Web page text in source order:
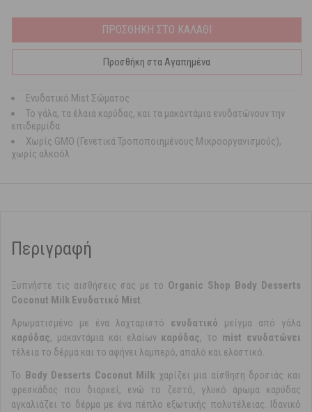
ΠΡΟΣΘΗΚΗ ΣΤΟ ΚΑΛΑΘΙ
Προσθήκη στα Αγαπημένα
Ενυδατικό Mist Σώματος
Το γάλα, τα έλαια καρύδας, και τα μακαντάμια ενυδατώνουν την
επιδερμίδα
Χωρίς GMO (Γενετικά Τροποποιημένους Μικροοργανισμούς),
χωρίς αλκοόλ
Περιγραφή
Ξυπνήστε τις αισθήσεις σας με το Organic Shop Body Desserts
Coconut Milk Ενυδατικό Mist.
Αρωματισμένο με ένα λαχταριστό ενυδατικό μείγμα από γάλα
καρύδας, μακαντάμια και ελαίων καρύδας, το mist ενυδατώνει
τέλεια το δέρμα και το αφήνει λαμπερό, απαλό και ελαστικό.
Το Body Desserts Coconut Milk χαρίζει μια αίσθηση δροσιάς και
φρεσκάδας που διαρκεί, ενώ το ζεστό, γλυκό άρωμα καρύδας
αγκαλιάζει το δέρμα με ένα πέπλο εξωτικής πολυτέλειας. Ιδανικό